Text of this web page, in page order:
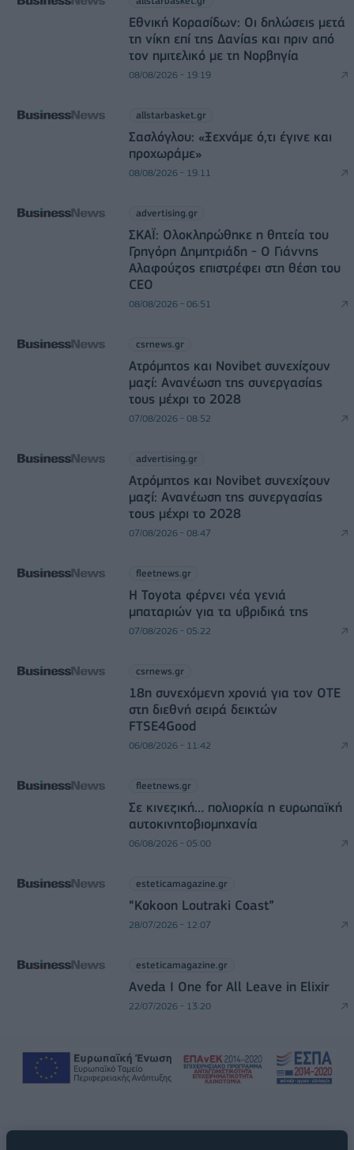
Εθνική Κορασίδων: Οι δηλώσεις μετά
τη νίκη επί της Δανίας και πριν από
τον ημιτελικό με τη Νορβηγία
08/08/2026 - 19:19
allstarbasket.gr
Σασλόγλου: «Ξεχνάμε ό,τι έγινε και
προχωράμε»
08/08/2026 - 19:11
advertising.gr
ΣΚΑΪ: Ολοκληρώθηκε η θητεία του
Γρηγόρη Δημητριάδη - Ο Γιάννης
Αλαφούζος επιστρέφει στη θέση του
CEO
08/08/2026 - 06:51
csrnews.gr
Ατρόμητος και Novibet συνεχίζουν
μαζί: Ανανέωση της συνεργασίας
τους μέχρι το 2028
07/08/2026 - 08:52
advertising.gr
Ατρόμητος και Novibet συνεχίζουν
μαζί: Ανανέωση της συνεργασίας
τους μέχρι το 2028
07/08/2026 - 08:47
fleetnews.gr
Η Toyota φέρνει νέα γενιά
μπαταριών για τα υβριδικά της
07/08/2026 - 05:22
csrnews.gr
18η συνεχόμενη χρονιά για τον ΟΤΕ
στη διεθνή σειρά δεικτών
FTSE4Good
06/08/2026 - 11:42
fleetnews.gr
Σε κινεζική… πολιορκία η ευρωπαϊκή
αυτοκινητοβιομηχανία
06/08/2026 - 05:00
esteticamagazine.gr
“Kokoon Loutraki Coast”
28/07/2026 - 12:07
esteticamagazine.gr
Aveda I One for All Leave in Elixir
22/07/2026 - 13:20